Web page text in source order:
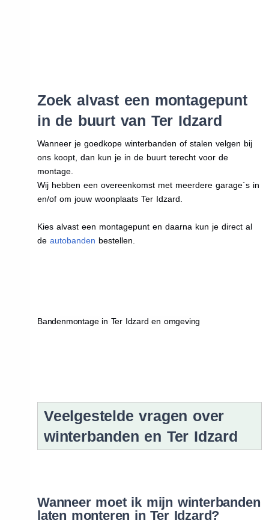
Zoek alvast een montagepunt
in de buurt van Ter Idzard
Wanneer je goedkope winterbanden of stalen velgen bij
ons koopt, dan kun je in de buurt terecht voor de
montage.
Wij hebben een overeenkomst met meerdere garage`s in
en/of om jouw woonplaats Ter Idzard.
Kies alvast een montagepunt en daarna kun je direct al
de autobanden bestellen.
Bandenmontage in Ter Idzard en omgeving
Veelgestelde vragen over
winterbanden en Ter Idzard
Wanneer moet ik mijn winterbanden
laten monteren in Ter Idzard?